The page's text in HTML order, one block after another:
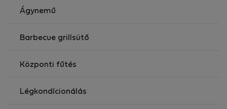
Ágynemű
Barbecue grillsütő
Központi fűtés
Légkondícionálás